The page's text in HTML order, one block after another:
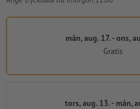
mån, aug. 17. - ons,
Gratis
tors, aug. 13. - mån,